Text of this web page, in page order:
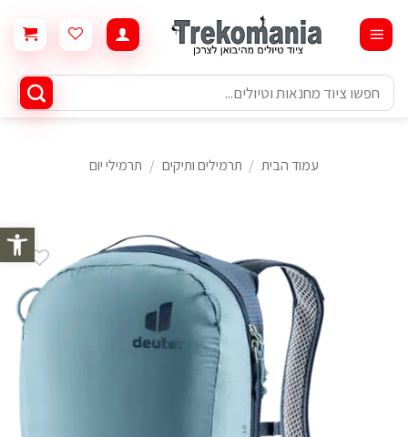
פתח
content
חיפוש
עבור:
עמוד הבית / תרמילים ותיקים / תרמילי יום